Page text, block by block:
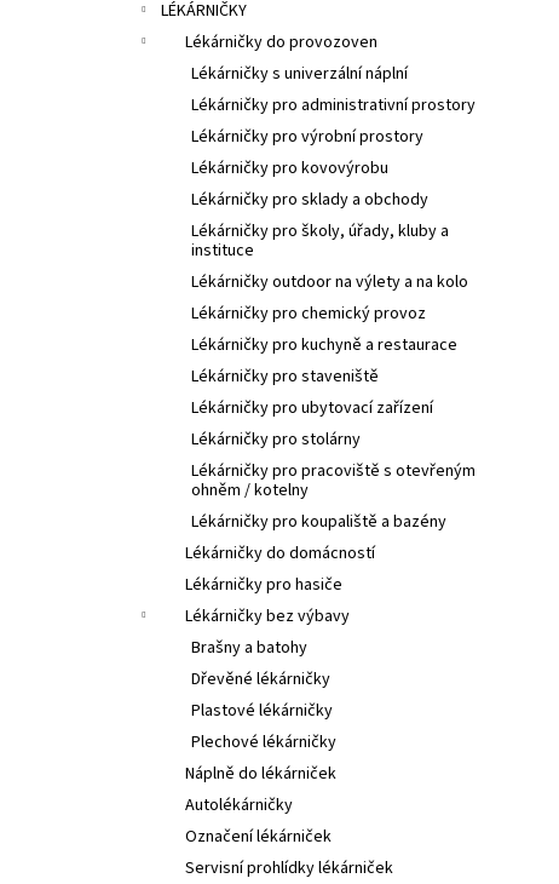
LÉKÁRNIČKY
Lékárničky do provozoven
Lékárničky s univerzální náplní
Lékárničky pro administrativní prostory
Lékárničky pro výrobní prostory
Lékárničky pro kovovýrobu
Lékárničky pro sklady a obchody
Lékárničky pro školy, úřady, kluby a
instituce
Lékárničky outdoor na výlety a na kolo
Lékárničky pro chemický provoz
Lékárničky pro kuchyně a restaurace
Lékárničky pro staveniště
Lékárničky pro ubytovací zařízení
Lékárničky pro stolárny
Lékárničky pro pracoviště s otevřeným
ohněm / kotelny
Lékárničky pro koupaliště a bazény
Lékárničky do domácností
Lékárničky pro hasiče
Lékárničky bez výbavy
Brašny a batohy
Dřevěné lékárničky
Plastové lékárničky
Plechové lékárničky
Náplně do lékárniček
Autolékárničky
Označení lékárniček
Servisní prohlídky lékárniček